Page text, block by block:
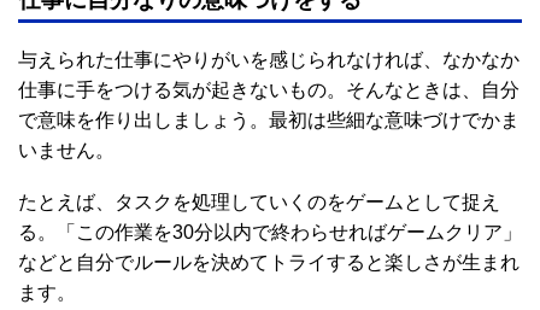
与えられた仕事にやりがいを感じられなければ、なかなか
仕事に手をつける気が起きないもの。そんなときは、自分
で意味を作り出しましょう。最初は些細な意味づけでかま
いません。
たとえば、タスクを処理していくのをゲームとして捉え
る。「この作業を30分以内で終わらせればゲームクリア」
などと自分でルールを決めてトライすると楽しさが生まれ
ます。